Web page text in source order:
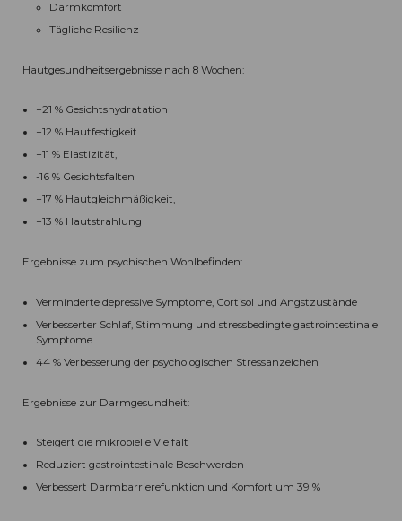
Darmkomfort
Tägliche Resilienz
Hautgesundheitsergebnisse nach 8 Wochen:
+21 % Gesichtshydratation
+12 % Hautfestigkeit
+11 % Elastizität,
-16 % Gesichtsfalten
+17 % Hautgleichmäßigkeit,
+13 % Hautstrahlung
Ergebnisse zum psychischen Wohlbefinden:
Verminderte depressive Symptome, Cortisol und Angstzustände
Verbesserter Schlaf, Stimmung und stressbedingte gastrointestinale
Symptome
44 % Verbesserung der psychologischen Stressanzeichen
Ergebnisse zur Darmgesundheit:
Steigert die mikrobielle Vielfalt
Reduziert gastrointestinale Beschwerden
Verbessert Darmbarrierefunktion und Komfort um 39 %